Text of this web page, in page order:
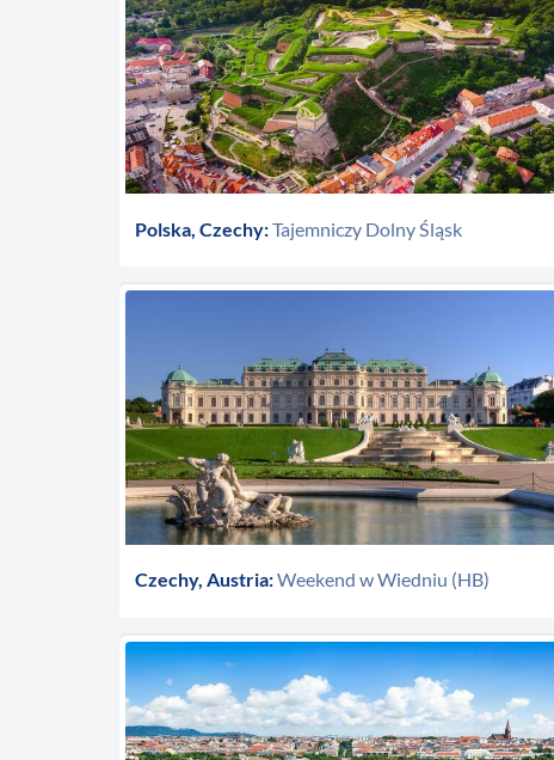
Polska, Czechy:Tajemniczy Dolny Śląsk
Czechy, Austria:Weekend w Wiedniu (HB)